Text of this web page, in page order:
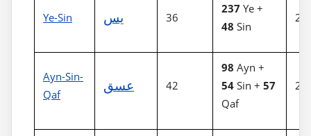
Ye-Sin يس 36
237 Ye +
48 Sin
Ayn-Sin-
Qaf
عسق 42
98 Ayn +
54 Sin + 57
Qaf